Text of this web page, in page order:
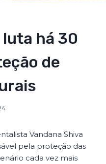
há 30
de
Vandana Shiva
pela proteção das
cada vez mais